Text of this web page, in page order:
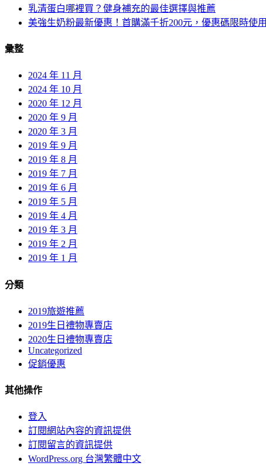
乳清蛋白哪裡買？健身補充的最佳選擇與推薦
美強生奶粉最新優惠！首購滿千折200元，優惠碼限時使用
彙整
2024 年 11 月
2024 年 10 月
2020 年 12 月
2020 年 9 月
2020 年 3 月
2019 年 9 月
2019 年 8 月
2019 年 7 月
2019 年 6 月
2019 年 5 月
2019 年 4 月
2019 年 3 月
2019 年 2 月
2019 年 1 月
分類
2019旅遊推薦
2019生日禮物專賣店
2020生日禮物專賣店
Uncategorized
促銷優惠
其他操作
登入
訂閱網站內容的資訊提供
訂閱留言的資訊提供
WordPress.org 台灣繁體中文